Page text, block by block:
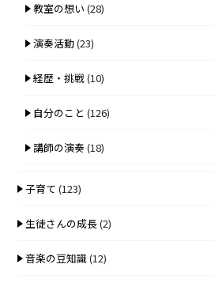
教室の想い (28)
演奏活動(23)
経歴・挑戦(10)
自分のこと (126)
講師の演奏(18)
子育て (123)
生徒さんの成長(2)
音楽の豆知識(12)